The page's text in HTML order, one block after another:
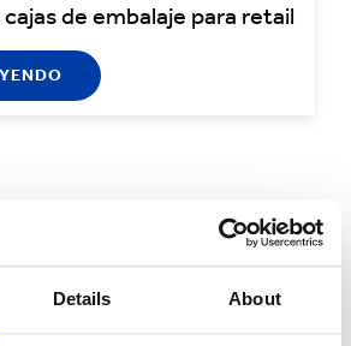
Details About
de embalaje para retail